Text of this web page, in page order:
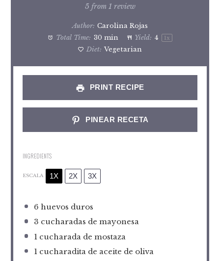
Stars
Stars
Stars
Star
5 from 1 review
Author: Carolina Rojas
Total Time: 30 min Yield: 4 1x
Diet: Vegetarian
PRINT RECIPE
PINEAR RECETA
INGREDIENTS
ESCALA 1X 2X 3X
6 huevos duros
3 cucharadas de mayonesa
1 cucharada de mostaza
1cucharadita de aceite de oliva